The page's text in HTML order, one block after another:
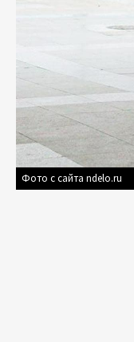
Фото с сайта ndelo.ru